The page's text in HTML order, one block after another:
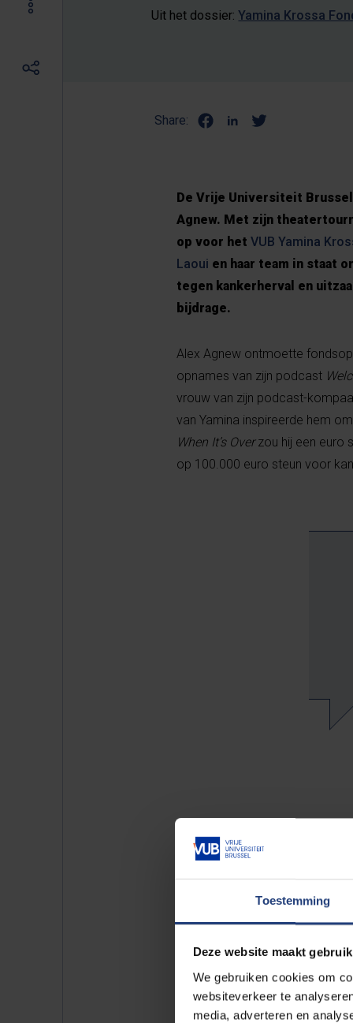
Toestemming
Deze website maakt
We gebruiken cookies om
websiteverkeer te
media, adverteren en
Uit het dossier: Yamina Krossa
Share:
De Vrije Universiteit
Agnew. Met zijn
op voor het VUB Yamina
Laoui en haar team in staat
tegen kankerherval en
bijdrage.
Alex Agnew ontmoette
opnames van zijn podcast
vrouw van zijn podcast-
van Yamina inspireerde hem
When It’s Overzou hij een euro
op 100.000 euro steun voor
Fondsoprichtster Yamina
donatie van Alex Agnew
stuurgroep van de leerstoel
“Een leerstoel is een ideale